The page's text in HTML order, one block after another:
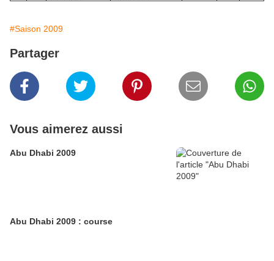
#Saison 2009
Partager
Vous aimerez aussi
Abu Dhabi 2009
Abu Dhabi 2009 : course